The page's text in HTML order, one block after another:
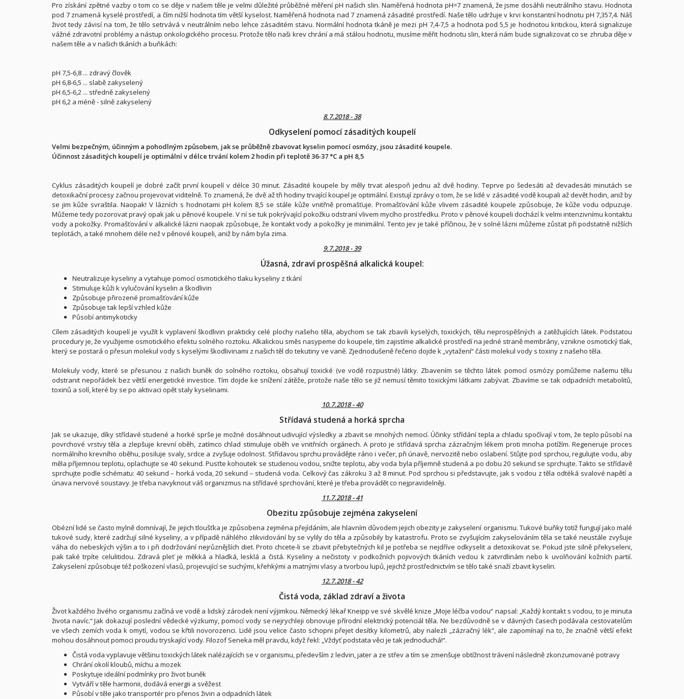
Pro získání zpětné vazby o tom co se děje v našem těle je velmi důležité průběžné měření pH našich slin. Naměřená hodnota pH=7 znamená, že jsme dosáhli neutrálního stavu. Hodnota
pod 7 znamená kyselé prostředí, a čím nižší hodnota tím větší kyselost. Naměřená hodnota nad 7 znamená zásadité prostředí. Naše tělo udržuje v krvi konstantní hodnotu pH 7,357,4. Náš
život tedy závisí na tom, že tělo setrvává v neutrálním nebo lehce zásaditém stavu. Normální hodnota tkáně je mezi pH 7,4-7,5 a hodnota pod 5,5 je hodnotou kritickou, která signalizuje
vážné zdravotní problémy a nástup onkologického procesu. Protože tělo naši krev chrání a má stálou hodnotu, musíme měřit hodnotu slin, která nám bude signalizovat co se zhruba děje v
našem těle a v našich tkáních a buňkách:
pH 7,5-6,8 ... zdravý člověk
pH 6,8-6,5 ... slabě zakyselený
pH 6,5-6,2 ... středně zakyselený
pH 6,2 a méně - silně zakyselený
8.7.2018 - 38
Odkyselení pomocí zásaditých koupelí
Velmi bezpečným, účinným a pohodlným způsobem, jak se průběžně zbavovat kyselin pomocí osmózy, jsou zásadité koupele.
Účinnost zásaditých koupelí je optimální v délce trvání kolem 2 hodin při teplotě 36-37 °C a pH 8,5
Cyklus zásaditých koupelí je dobré začít první koupelí v délce 30 minut. Zásadité koupele by měly trvat alespoň jednu až dvě hodiny. Teprve po šedesáti až devadesáti minutách se
detoxikační procesy začnou projevovat viditelně. To znamená, že dvě až tři hodiny trvající koupel je optimální. Existují zprávy o tom, že se lidé v zásadité vodě koupali až devět hodin, aniž by
se jim kůže svraštila. Naopak! V lázních s hodnotami pH kolem 8,5 se stále kůže vnitřně promašťuje. Promašťování kůže vlivem zásadité koupele způsobuje, že kůže vodu odpuzuje.
Můžeme tedy pozorovat pravý opak jak u pěnové koupele. V ní se tuk pokrývající pokožku odstraní vlivem mycího prostředku. Proto v pěnové koupeli dochází k velmi intenzivnímu kontaktu
vody a pokožky. Promašťování v alkalické lázni naopak způsobuje, že kontakt vody a pokožky je minimální. Tento jev je také příčinou, že v solné lázni můžeme zůstat při podstatně nižších
teplotách, a také mnohem déle než v pěnové koupeli, aniž by nám byla zima.
9.7.2018 - 39
Úžasná, zdraví prospěšná alkalická koupel:
Neutralizuje kyseliny a vytahuje pomocí osmotického tlaku kyseliny z tkání
Stimuluje kůži k vylučování kyselin a škodlivin
Způsobuje přirozené promašťování kůže
Způsobuje tak lepší vzhled kůže
Působí antimykoticky
Cílem zásaditých koupelí je využít k vyplavení škodlivin prakticky celé plochy našeho těla, abychom se tak zbavili kyselých, toxických, tělu neprospěšných a zatěžujících látek. Podstatou
procedury je, že využijeme osmotického efektu solného roztoku. Alkalickou směs nasypeme do koupele, tím zajistíme alkalické prostředí na jedné straně membrány, vznikne osmotický tlak,
který se postará o přesun molekul vody s kyselými škodlivinami z našich těl do tekutiny ve vaně. Zjednodušeně řečeno dojde k „vytažení“ části molekul vody s toxiny z našeho těla.
Molekuly vody, které se přesunou z našich buněk do solného roztoku, obsahují toxické (ve vodě rozpustné) látky. Zbavením se těchto látek pomocí osmózy pomůžeme našemu tělu
odstranit nepořádek bez větší energetické investice. Tím dojde ke snížení zátěže, protože naše tělo se již nemusí těmito toxickými látkami zabývat. Zbavíme se tak odpadních metabolitů,
toxinů a solí, které by se po aktivaci opět staly kyselinami.
10.7.2018 - 40
Střídavá studená a horká sprcha
Jak se ukazuje, díky střídavé studené a horké sprše je možné dosáhnout udivující výsledky a zbavit se mnohých nemocí. Účinky střídání tepla a chladu spočívají v tom, že teplo působí na
povrchové vrstvy těla a zlepšuje krevní oběh, zatímco chlad stimuluje oběh ve vnitřních orgánech. A proto je střídavá sprcha zázračným lékem proti mnoha potížím. Regeneruje proces
normálního krevního oběhu, posiluje svaly, srdce a zvyšuje odolnost. Střídavou sprchu provádějte ráno i večer, při únavě, nervozitě nebo oslabení. Stůjte pod sprchou, regulujte vodu, aby
měla příjemnou teplotu, oplachujte se 40 sekund. Pusťte kohoutek se studenou vodou, snižte teplotu, aby voda byla příjemně studená a po dobu 20 sekund se sprchujte. Takto se střídavě
sprchujte podle schématu: 40 sekund – horká voda, 20 sekund – studená voda. Celkový čas zákroku 3 až 8 minut. Pod sprchou si představujte, jak s vodou z těla odtéká svalové napětí a
únava nervové soustavy. Je třeba navyknout váš organizmus na střídavé sprchování, které je třeba provádět co nejpravidelněji.
11.7.2018 - 41
Obezitu způsobuje zejména zakyselení
Obézní lidé se často mylně domnívají, že jejich tloušťka je způsobena zejména přejídáním, ale hlavním důvodem jejich obezity je zakyselení organismu. Tukové buňky totiž fungují jako malé
tukové sudy, které zadržují silné kyseliny, a v případě náhlého zlikvidování by se vylily do těla a způsobily by katastrofu. Proto se zvyšujícím zakyselováním těla se také neustále zvyšuje
váha do nebeských výšin a to i při dodržování nejrůznějších diet. Proto chcete-li se zbavit přebytečných kil je potřeba se nejdříve odkyselit a detoxikovat se. Pokud jste silně překyseleni,
pak také trpíte celulitidou. Zdravá pleť je měkká a hladká, lesklá a čistá. Kyseliny a nečistoty v podkožních pojivových tkáních vedou k zatvrdlinám nebo k uvolňování kožních partií.
Zakyselení způsobuje též poškození vlasů, projevující se suchými, křehkými a matnými vlasy a tvorbou lupů, jejichž prostřednictvím se tělo také snaží zbavit kyselin.
12.7.2018 - 42
Čistá voda, základ zdraví a života
Život každého živého organismu začíná ve vodě a lidský zárodek není výjimkou. Německý lékař Kneipp ve své skvělé knize „Moje léčba vodou“ napsal: „Každý kontakt s vodou, to je minuta
života navíc.“ Jak dokazují poslední vědecké výzkumy, pomocí vody se nejrychleji obnovuje přírodní elektrický potenciál těla. Ne bezdůvodně se v dávných časech podávala cestovatelům
ve všech zemích voda k omytí, vodou se křtili novorozenci. Lidé jsou velice často schopni přejet desítky kilometrů, aby nalezli „zázračný lék“, ale zapomínají na to, že značně větší efekt
mohou dosáhnout pomoci proudu tryskající vody. Filozof Seneka měl pravdu, když řekl: „Vždyť podstata věci je tak jednoduchá!“.
Čistá voda vyplavuje většinu toxických látek nalézajících se v organismu, především z ledvin, jater a ze střev a tím se zmenšuje obtížnost trávení následně zkonzumované potravy
Chrání okolí kloubů, míchu a mozek
Poskytuje ideální podmínky pro život buněk
Vytváří v těle harmonii, dodává energii a svěžest
Působí v těle jako transportér pro přenos živin a odpadních látek